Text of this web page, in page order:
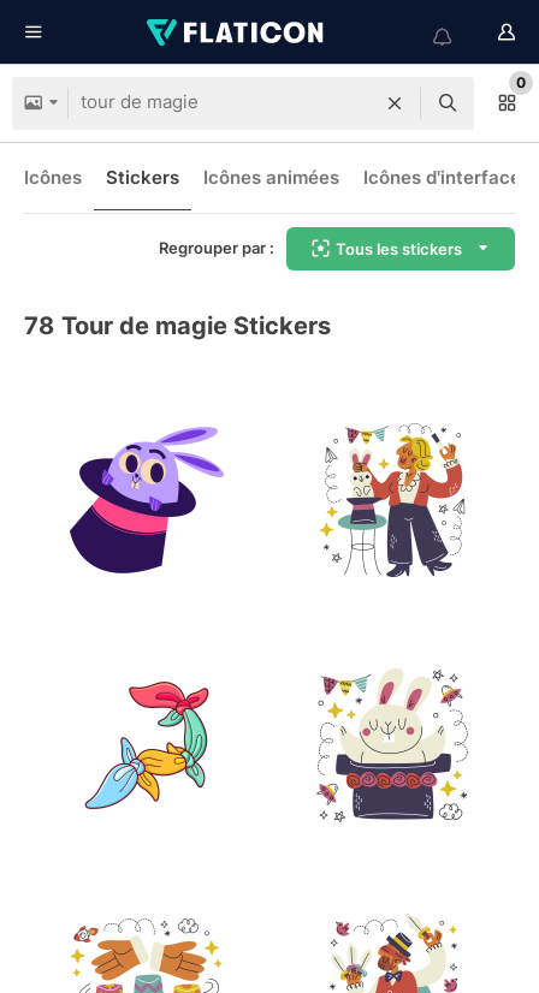
0
Icônes Stickers Icônes animées Icônes d'interface
Regrouper par : Tous les stickers
78 Tour de magie Stickers